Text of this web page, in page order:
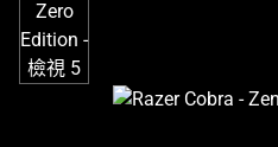
上
方
的